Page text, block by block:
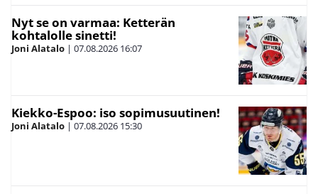
Nyt se on varmaa: Ketterän
kohtalolle sinetti!
Joni Alatalo | 07.08.2026 16:07
Kiekko-Espoo: iso sopimusuutinen!
Joni Alatalo | 07.08.2026 15:30